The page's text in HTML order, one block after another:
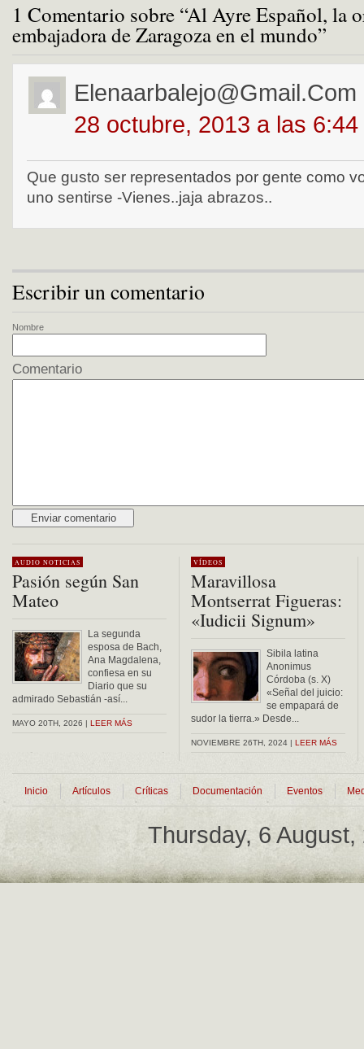
1 Comentario sobre “Al Ayre Español, la
embajadora de Zaragoza en el mundo”
Elenaarbalejo@gmail.com
28 octubre, 2013 a las 6:44
Que gusto ser representados por gente como
uno sentirse -Vienes..jaja abrazos..
Escribir un comentario
Nombre
Comentario
AUDIO NOTICIAS
Pasión según San
Mateo
La segunda
esposa de Bach,
Ana Magdalena,
confiesa en su
Diario que su
admirado Sebastián -así...
MAYO 20TH, 2026 | LEER MÁS
VÍDEOS
Maravillosa
Montserrat Figueras:
«Iudicii Signum»
Sibila latina
Anonimus
Córdoba (s. X)
«Señal del juicio:
se empapará de
sudor la tierra.» Desde...
NOVIEMBRE 26TH, 2024 | LEER MÁS
Inicio Artículos Críticas Documentación Eventos
Thursday, 6